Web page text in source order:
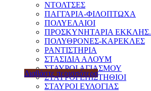
ΝΤΟΛΤΣΕΣ
ΠΑΓΓΑΡΙΑ-ΦΙΛΟΠΤΩΧΑ
ΠΟΛΥΕΛΑΙΟΙ
ΠΡΟΣΚΥΝΗΤΑΡΙΑ ΕΚΚΛΗΣ.
ΠΟΛΥΘΡΟΝΕΣ-ΚΑΡΕΚΛΕΣ
ΡΑΝΤΙΣΤΗΡΙΑ
ΣΤΑΣΙΔΙΑ ΑΛΟΥΜ
ΣΤΑΥΡΟΙ ΑΓΙΑΣΜΟΥ
ΣΤΑΥΡΟΙ ΕΠΙΣΤΗΘΙΟΙ
ΣΤΑΥΡΟΙ ΕΥΛΟΓΙΑΣ
Διαβάστε περισσότερα